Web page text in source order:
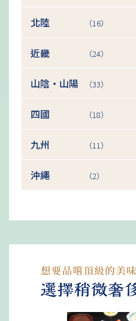
北陸 （16）
近畿 （24）
山陰・山陽 （33）
四國 （18）
九州 （11）
沖繩 （2）